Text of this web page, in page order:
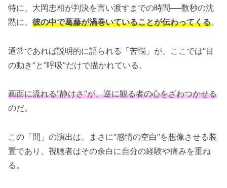
特に、大岡忠相が判決を言い渡すまでの時間──数秒の沈
黙に、 彼の中で葛藤が渦巻いていることが伝わってくる。
通常であれば説明的に語られる「苦悩」が、ここでは“目
の動き”と“呼吸”だけで描かれている。
画面に流れる“静けさ”が、逆に観る者の心をざわつかせる
のだ。
この「間」の演出は、まさに“感情の空白”を想像させる装
置であり、視聴者はその余白に自分の経験や痛みを重ね
る。